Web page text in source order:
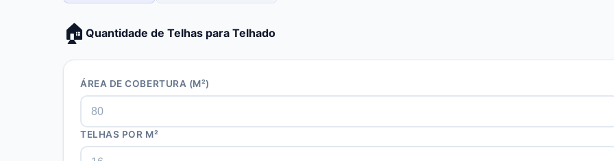
🏠 Quantidade de Telhas para Telhado
ÁREA DE COBERTURA (M²)
TELHAS POR M²